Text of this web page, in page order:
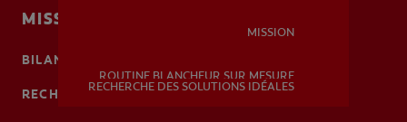
MISSION
ROUTINE BLANCHEUR SUR MESURE
RECHERCHE DES SOLUTIONS IDÉALES
MISSION
BILAN DE SANTÉ BUCCO-DENTAIRE
RECHERCHE DES SOLUTIONS IDÉALES